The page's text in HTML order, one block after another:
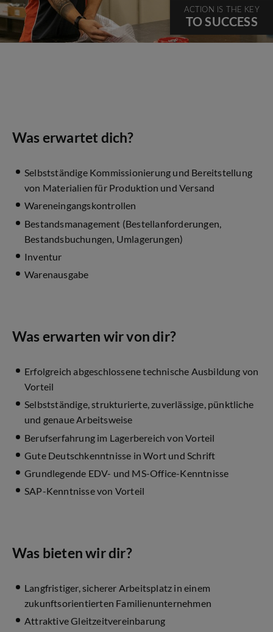
ACTION IS THE KEY
TO SUCCESS
Was erwartet dich?
Selbstständige Kommissionierung und Bereitstellung
von Materialien für Produktion und Versand
Wareneingangskontrollen
Bestandsmanagement (Bestellanforderungen,
Bestandsbuchungen, Umlagerungen)
Inventur
Warenausgabe
Was erwarten wir von dir?
Erfolgreich abgeschlossene technische Ausbildung von
Vorteil
Selbstständige, strukturierte, zuverlässige, pünktliche
und genaue Arbeitsweise
Berufserfahrung im Lagerbereich von Vorteil
Gute Deutschkenntnisse in Wort und Schrift
Grundlegende EDV- und MS-Office-Kenntnisse
SAP-Kenntnisse von Vorteil
Was bieten wir dir?
Langfristiger, sicherer Arbeitsplatz in einem
zukunftsorientierten Familienunternehmen
Attraktive Gleitzeitvereinbarung